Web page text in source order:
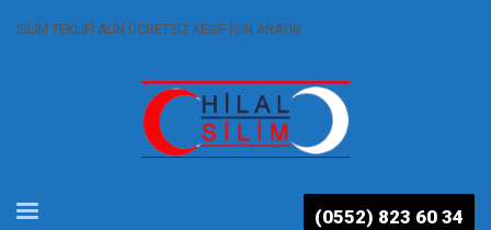
SİLİM TEKLİFİ ALIN ÜCRETSİZ KEŞİF İÇİN ARAYIN
(0552) 823 60 34